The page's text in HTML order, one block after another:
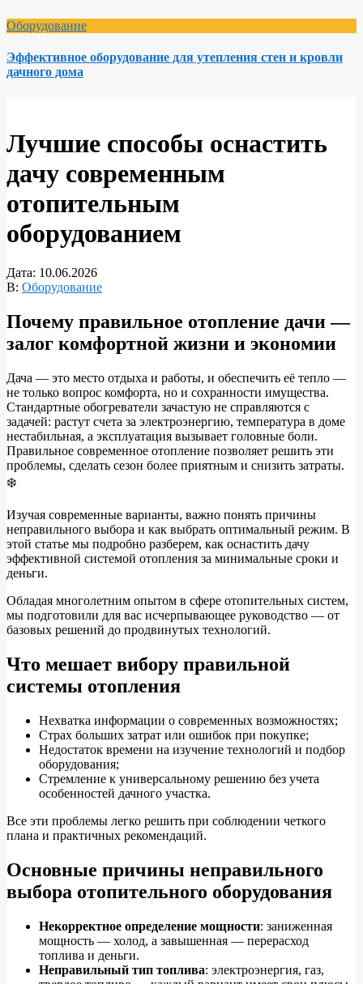
Оборудование
Эффективное оборудование для утепления стен и кровли
дачного дома
Лучшие способы оснастить
дачу современным
отопительным
оборудованием
Дата: 10.06.2026
В: Оборудование
Почему правильное отопление дачи —
залог комфортной жизни и экономии
Дача — это место отдыха и работы, и обеспечить её тепло —
не только вопрос комфорта, но и сохранности имущества.
Стандартные обогреватели зачастую не справляются с
задачей: растут счета за электроэнергию, температура в доме
нестабильная, а эксплуатация вызывает головные боли.
Правильное современное отопление позволяет решить эти
проблемы, сделать сезон более приятным и снизить затраты.
❄️
Изучая современные варианты, важно понять причины
неправильного выбора и как выбрать оптимальный режим. В
этой статье мы подробно разберем, как оснастить дачу
эффективной системой отопления за минимальные сроки и
деньги.
Обладая многолетним опытом в сфере отопительных систем,
мы подготовили для вас исчерпывающее руководство — от
базовых решений до продвинутых технологий.
Что мешает вибору правильной
системы отопления
Нехватка информации о современных возможностях;
Страх больших затрат или ошибок при покупке;
Недостаток времени на изучение технологий и подбор
оборудования;
Стремление к универсальному решению без учета
особенностей дачного участка.
Все эти проблемы легко решить при соблюдении четкого
плана и практичных рекомендаций.
Основные причины неправильного
выбора отопительного оборудования
Некорректное определение мощности: заниженная
мощность — холод, а завышенная — перерасход
топлива и деньги.
Неправильный тип топлива: электроэнергия, газ,